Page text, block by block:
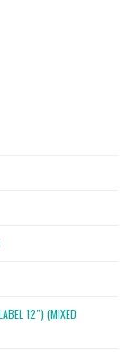
12″) (MIXED